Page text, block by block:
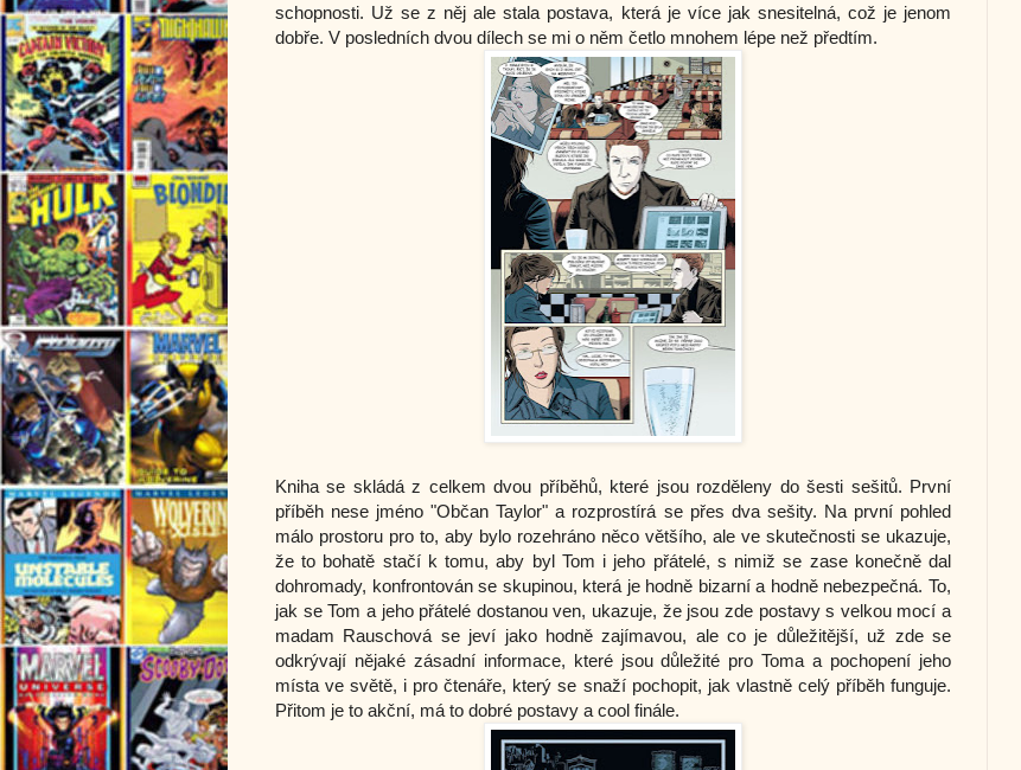
schopnosti. Už se z něj ale stala postava, která je více jak snesitelná, což je jenom
dobře. V posledních dvou dílech se mi o něm četlo mnohem lépe než předtím.
Kniha se skládá z celkem dvou příběhů, které jsou rozděleny do šesti sešitů. První
příběh nese jméno "Občan Taylor" a rozprostírá se přes dva sešity. Na první pohled
málo prostoru pro to, aby bylo rozehráno něco většího, ale ve skutečnosti se ukazuje,
že to bohatě stačí k tomu, aby byl Tom i jeho přátelé, s nimiž se zase konečně dal
dohromady, konfrontován se skupinou, která je hodně bizarní a hodně nebezpečná. To,
jak se Tom a jeho přátelé dostanou ven, ukazuje, že jsou zde postavy s velkou mocí a
madam Rauschová se jeví jako hodně zajímavou, ale co je důležitější, už zde se
odkrývají nějaké zásadní informace, které jsou důležité pro Toma a pochopení jeho
místa ve světě, i pro čtenáře, který se snaží pochopit, jak vlastně celý příběh funguje.
Přitom je to akční, má to dobré postavy a cool finále.